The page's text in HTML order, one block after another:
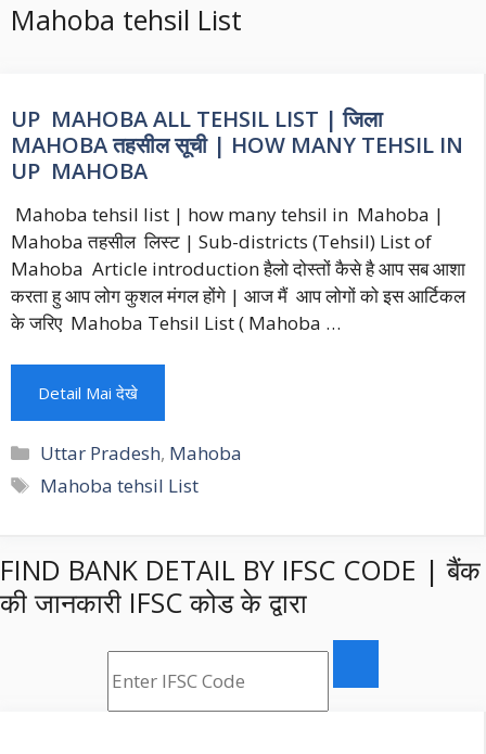
Mahoba tehsil List
UP MAHOBA ALL TEHSIL LIST | जिला
MAHOBA तहसील सूची | HOW MANY TEHSIL IN
UP MAHOBA
Mahoba tehsil list | how many tehsil in Mahoba |
Mahoba तहसील लिस्ट | Sub-districts (Tehsil) List of
Mahoba Article introduction हैलो दोस्तों कैसे है आप सब आशा
करता हु आप लोग कुशल मंगल होंगे | आज मैं आप लोगों को इस आर्टिकल
के जरिए Mahoba Tehsil List ( Mahoba …
Detail Mai देखे
Categories
Uttar Pradesh, Mahoba
Tags
Mahoba tehsil List
FIND BANK DETAIL BY IFSC CODE | बैंक
की जानकारी IFSC कोड के द्वारा